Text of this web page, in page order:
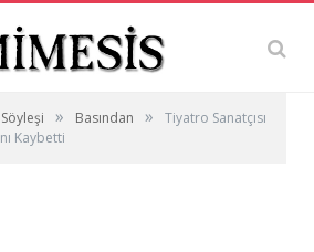
» Basından »
Tiyatro Sanatçısı
Kaybetti